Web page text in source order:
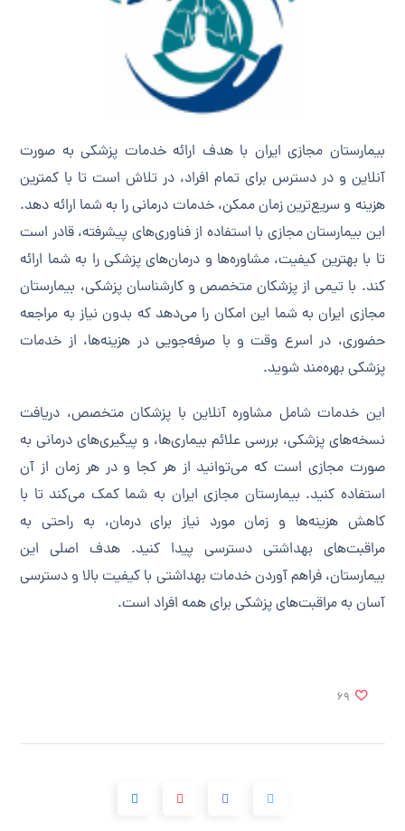
بیمارستان مجازی ایران با هدف ارائه خدمات پزشکی به صورت
آنلاین و در دسترس برای تمام افراد، در تلاش است تا با کمترین
هزینه و سریع‌ترین زمان ممکن، خدمات درمانی را به شما ارائه دهد.
این بیمارستان مجازی با استفاده از فناوری‌های پیشرفته، قادر است
تا با بهترین کیفیت، مشاوره‌ها و درمان‌های پزشکی را به شما ارائه
کند. با تیمی از پزشکان متخصص و کارشناسان پزشکی، بیمارستان
مجازی ایران به شما این امکان را می‌دهد که بدون نیاز به مراجعه
حضوری، در اسرع وقت و با صرفه‌جویی در هزینه‌ها، از خدمات
پزشکی بهره‌مند شوید.
این خدمات شامل مشاوره آنلاین با پزشکان متخصص، دریافت
نسخه‌های پزشکی، بررسی علائم بیماری‌ها، و پیگیری‌های درمانی به
صورت مجازی است که می‌توانید از هر کجا و در هر زمان از آن
استفاده کنید. بیمارستان مجازی ایران به شما کمک می‌کند تا با
کاهش هزینه‌ها و زمان مورد نیاز برای درمان، به راحتی به
مراقبت‌های بهداشتی دسترسی پیدا کنید. هدف اصلی این
بیمارستان، فراهم آوردن خدمات بهداشتی با کیفیت بالا و دسترسی
آسان به مراقبت‌های پزشکی برای همه افراد است.
69